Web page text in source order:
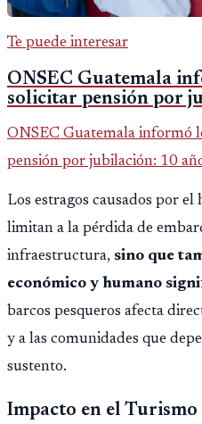
Te puede interesar
ONSEC Guatemala
solicitar pensión por
ONSEC Guatemala informó
pensión por jubilación: 10
Montepío y 50 años de edad,
importar edad.
Los estragos causados por
limitan a la pérdida de
infraestructura, sino que
económico y humano
barcos pesqueros afecta
y a las comunidades que
sustento.
Impacto en el Turismo